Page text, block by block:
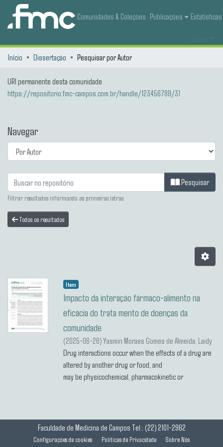
Comunidades & Coleções Publicações Estatísticas
Início
Dissertação Pesquisar por Autor
URI permanente desta comunidade
https://repositorio.fmc-campos.com.br/handle/123456789/31
Navegar
Pesquisar
Filtrar resultados informando as primeiras letras
Todos os resultados
Item
Impacto da interação fármaco-alimento na
eficácia do trata mento de doenças da
comunidade
(2025-06-26)Yasmin Moraes Gomes de Almeida; Laidy
Vittória Acien Pereira;Maycon Bruno de Almeida
Drug interactions occur when the effects of a drug are
altered by another drug or food, and
may be physicochemical, pharmacokinetic or
of the treatment of diseases in the community. Foods
such as grapefruit, dairy products
Faculdade de Medicina de Campos Tel.: (22) 2101-2962
Configurações de cookies Politicas de Privacidade Sobre Nós